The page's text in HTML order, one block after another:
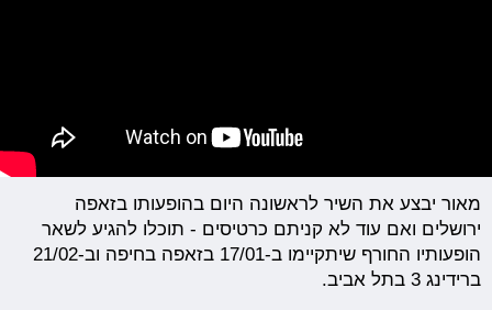
מאור יבצע את השיר לראשונה היום בהופעותו בזאפה
ירושלים ואם עוד לא קניתם כרטיסים - תוכלו להגיע לשאר
הופעותיו החורף שיתקיימו ב-17/01 בזאפה בחיפה וב-21/02
ברידינג 3 בתל אביב.